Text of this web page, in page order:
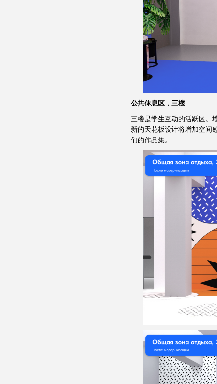
公共休息区，三楼
三楼是学生互动的活跃区。
新的天花板设计将增加空间
们的作品集。